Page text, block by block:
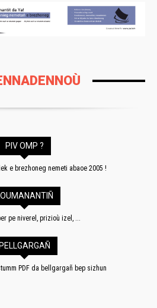
PIV OMP ?
e brezhoneg nemeti abaoe 2005 !
pe niverel, prizioù izel, ...
PELLGARGAÑ
PDF da bellgargañ bep sizhun